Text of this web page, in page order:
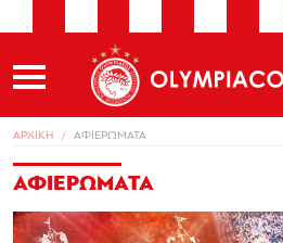
ΑΡΧΙΚΗ ΑΦΙΕΡΩΜΑΤΑ
ΑΦΙΕΡΩΜΑΤΑ